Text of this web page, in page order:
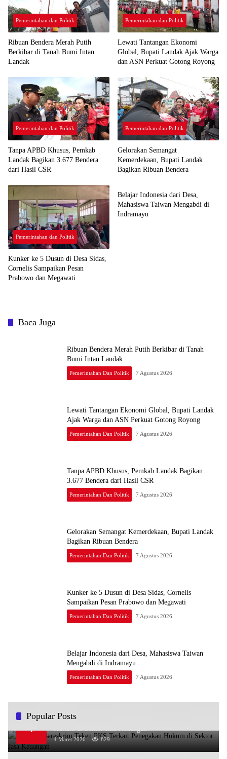
Pemerintahan dan Politik
Ribuan Bendera Merah Putih
Berkibar di Tanah Bumi Intan
Landak
Pemerintahan dan Politik
Lewati Tantangan Ekonomi
Global, Bupati Landak Ajak Warga
dan ASN Perkuat Gotong Royong
Pemerintahan dan Politik
Tanpa APBD Khusus, Pemkab
Landak Bagikan 3.677 Bendera
dari Hasil CSR
Pemerintahan dan Politik
Gelorakan Semangat
Kemerdekaan, Bupati Landak
Bagikan Ribuan Bendera
Pemerintahan dan Politik
Kunker ke 5 Dusun di Desa Sidas,
Cornelis Sampaikan Pesan
Prabowo dan Megawati
Pemerintahan dan Politik
Belajar Indonesia dari Desa,
Mahasiswa Taiwan Mengabdi di
Baca Juga
Ribuan Bendera Merah Putih Berkibar di Tanah
Bumi Intan Landak
Pemerintahan Dan Politik 7 Agustus 2026
Lewati Tantangan Ekonomi Global, Bupati Landak
Ajak Warga dan ASN Perkuat Gotong Royong
Pemerintahan Dan Politik 7 Agustus 2026
Tanpa APBD Khusus, Pemkab Landak Bagikan
3.677 Bendera dari Hasil CSR
Pemerintahan Dan Politik 7 Agustus 2026
Gelorakan Semangat Kemerdekaan, Bupati Landak
Bagikan Ribuan Bendera
Pemerintahan Dan Politik 7 Agustus 2026
Kunker ke 5 Dusun di Desa Sidas, Cornelis
Sampaikan Pesan Prabowo dan Megawati
Pemerintahan Dan Politik 7 Agustus 2026
Belajar Indonesia dari Desa, Mahasiswa Taiwan
Pemerintahan Dan Politik 7 Agustus 2026
Popular Posts
1
OJK dan Bareskrim Teken PKS Terkait Penegakan
Hukum di Sektor Jasa Keuangan
4 Maret 2026 829